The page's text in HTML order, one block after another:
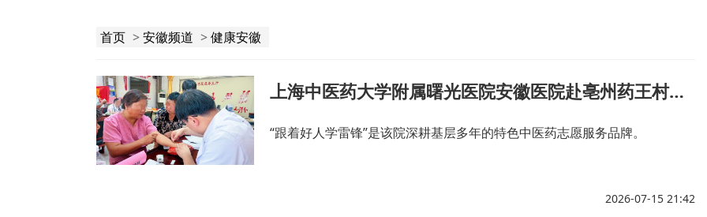
首页 >安徽频道 >健康安徽
上海中医药大学附属曙光医院安徽医院赴亳州药王村开展“三下乡”中医药惠民义诊
“跟着好人学雷锋”是该院深耕基层多年的特色中医药志愿服务品牌。
2026-07-15 21:42